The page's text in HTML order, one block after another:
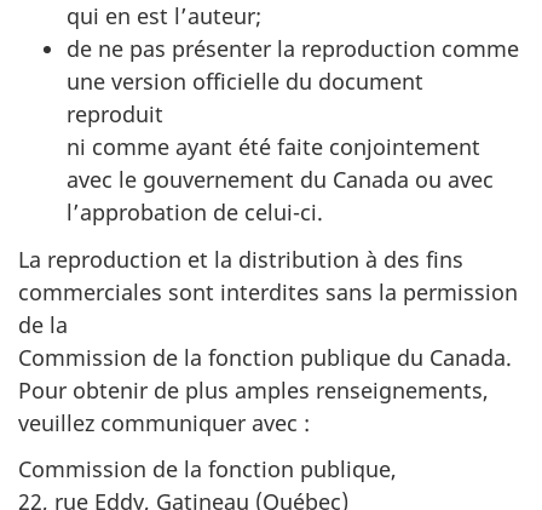
qui en est l’auteur;
de ne pas présenter la reproduction comme
une version officielle du document
reproduit
ni comme ayant été faite conjointement
avec le gouvernement du Canada ou avec
l’approbation de celui-ci.
La reproduction et la distribution à des fins
commerciales sont interdites sans la permission
de la
Commission de la fonction publique du Canada.
Pour obtenir de plus amples renseignements,
veuillez communiquer avec :
Commission de la fonction publique,
22, rue Eddy, Gatineau (Québec)